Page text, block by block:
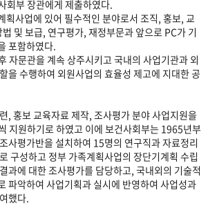
회부 장관에게 제출하였다.
획사업에 있어 필수적인 분야로서 조직, 홍보, 교
및 보급, 연구평가, 재정부문과 앞으로 PC가 기
포함하였다.
자문관을 계속 상주시키고 국내의 사업기관과 외
을 수행하여 외원사업의 효율성 제고에 지대한 공
, 홍보 교육자료 제작, 조사평가 분야 사업지원을
지원하기로 하였고 이에 보건사회부는 1965년부
사평가반을 설치하여 15명의 연구직과 자료정리
구성하고 정부 가족계획사업의 장단기계획 수립
과에 대한 조사평가를 담당하고, 국내외의 기술적
파악하여 사업기획과 실시에 반영하여 사업성과
했다.